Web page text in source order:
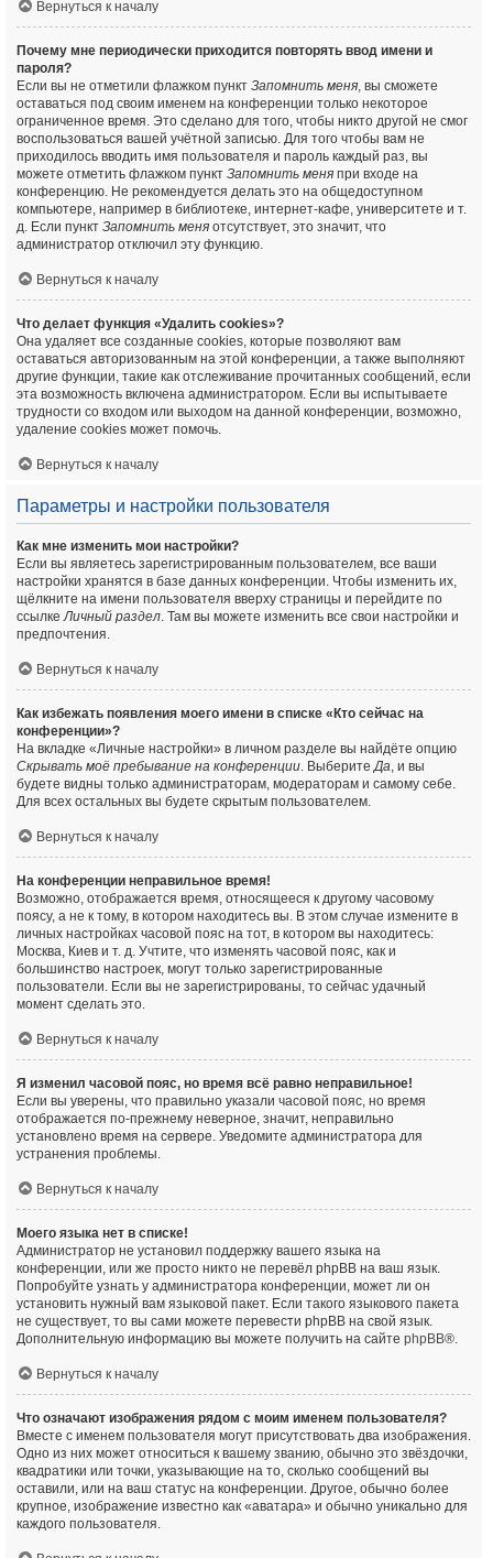
Вернуться к началу
Почему мне периодически приходится повторять ввод имени и
пароля?
Если вы не отметили флажком пункт Запомнить меня, вы сможете
оставаться под своим именем на конференции только некоторое
ограниченное время. Это сделано для того, чтобы никто другой не смог
воспользоваться вашей учётной записью. Для того чтобы вам не
приходилось вводить имя пользователя и пароль каждый раз, вы
можете отметить флажком пункт Запомнить меня при входе на
конференцию. Не рекомендуется делать это на общедоступном
компьютере, например в библиотеке, интернет-кафе, университете и т.
д. Если пункт Запомнить меня отсутствует, это значит, что
администратор отключил эту функцию.
Вернуться к началу
Что делает функция «Удалить cookies»?
Она удаляет все созданные cookies, которые позволяют вам
оставаться авторизованным на этой конференции, а также выполняют
другие функции, такие как отслеживание прочитанных сообщений, если
эта возможность включена администратором. Если вы испытываете
трудности со входом или выходом на данной конференции, возможно,
удаление cookies может помочь.
Вернуться к началу
Параметры и настройки пользователя
Как мне изменить мои настройки?
Если вы являетесь зарегистрированным пользователем, все ваши
настройки хранятся в базе данных конференции. Чтобы изменить их,
щёлкните на имени пользователя вверху страницы и перейдите по
ссылкеЛичный раздел. Там вы можете изменить все свои настройки и
предпочтения.
Вернуться к началу
Как избежать появления моего имени в списке «Кто сейчас на
конференции»?
На вкладке «Личные настройки» в личном разделе вы найдёте опцию
Скрывать моё пребывание на конференции. ВыберитеДа, и вы
будете видны только администраторам, модераторам и самому себе.
Для всех остальных вы будете скрытым пользователем.
Вернуться к началу
На конференции неправильное время!
Возможно, отображается время, относящееся к другому часовому
поясу, а не к тому, в котором находитесь вы. В этом случае измените в
личных настройках часовой пояс на тот, в котором вы находитесь:
Москва, Киев и т. д. Учтите, что изменять часовой пояс, как и
большинство настроек, могут только зарегистрированные
пользователи. Если вы не зарегистрированы, то сейчас удачный
момент сделать это.
Вернуться к началу
Я изменил часовой пояс, но время всё равно неправильное!
Если вы уверены, что правильно указали часовой пояс, но время
отображается по-прежнему неверное, значит, неправильно
установлено время на сервере. Уведомите администратора для
устранения проблемы.
Вернуться к началу
Моего языка нет в списке!
Администратор не установил поддержку вашего языка на
конференции, или же просто никто не перевёл phpBB на ваш язык.
Попробуйте узнать у администратора конференции, может ли он
установить нужный вам языковой пакет. Если такого языкового пакета
не существует, то вы сами можете перевести phpBB на свой язык.
Дополнительную информацию вы можете получить на сайте phpBB®.
Вернуться к началу
Что означают изображения рядом с моим именем пользователя?
Вместе с именем пользователя могут присутствовать два изображения.
Одно из них может относиться к вашему званию, обычно это звёздочки,
квадратики или точки, указывающие на то, сколько сообщений вы
оставили, или на ваш статус на конференции. Другое, обычно более
крупное, изображение известно как «аватара» и обычно уникально для
каждого пользователя.